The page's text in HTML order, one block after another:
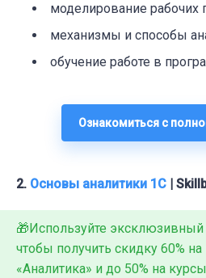
моделирование рабочих
механизмы и способы
обучение работе в
Ознакомиться с
2. Основы аналитики 1С |
🎁Используйте
чтобы получить скидку 60%
«Аналитика» и до 50% на